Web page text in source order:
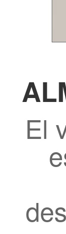
El